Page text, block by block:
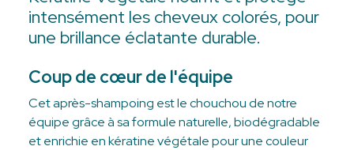
intensément les cheveux colorés, pour
une brillance éclatante durable.
Coup de cœur de l'équipe
Cet après-shampoing est le chouchou de notre
équipe grâce à sa formule naturelle, biodégradable
et enrichie en kératine végétale pour une couleur